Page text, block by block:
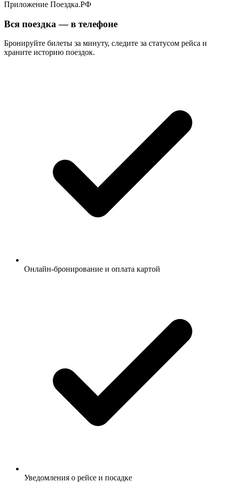
Приложение Поездка.РФ
Вся поездка — в телефоне
Бронируйте билеты за минуту, следите за статусом рейса и
храните историю поездок.
Онлайн-бронирование и оплата картой
Уведомления о рейсе и посадке